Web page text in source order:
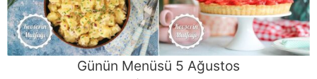
Günün Menüsü 5 Ağustos